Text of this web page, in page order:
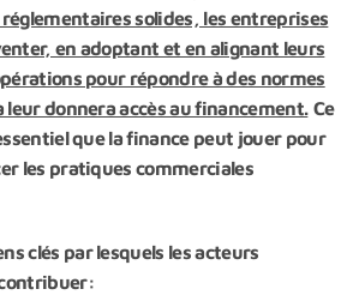
réglementaires solides, les entreprises
en adoptant et en alignant leurs
pour répondre à des normes
leur donnera accès au financement. Ce
que la finance peut jouer pour
les pratiques commerciales
clés par lesquels les acteurs